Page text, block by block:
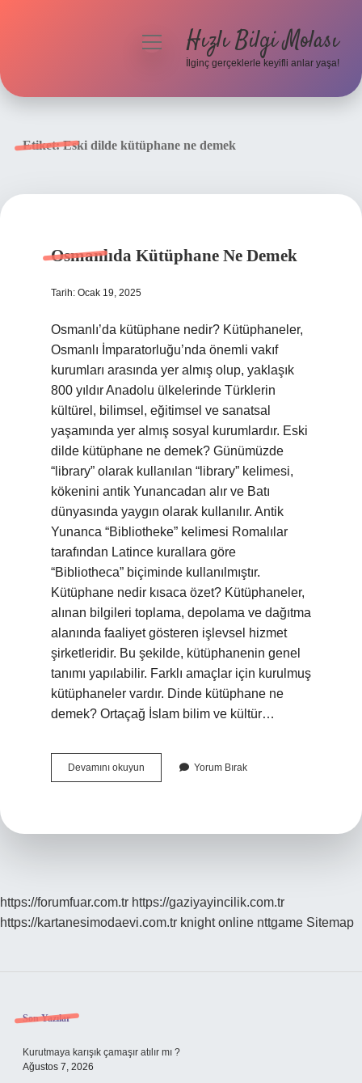
menüyüHızlı Bilgi Molası
İlginç gerçeklerle keyifli anlar yaşa!
Etiket:Eski dilde kütüphane ne demek
Osmanlıda Kütüphane Ne Demek
Tarih: Ocak 19, 2025
Osmanlı’da kütüphane nedir? Kütüphaneler,
Osmanlı İmparatorluğu’nda önemli vakıf
kurumları arasında yer almış olup, yaklaşık
800 yıldır Anadolu ülkelerinde Türklerin
kültürel, bilimsel, eğitimsel ve sanatsal
yaşamında yer almış sosyal kurumlardır. Eski
dilde kütüphane ne demek? Günümüzde
“library” olarak kullanılan “library” kelimesi,
kökenini antik Yunancadan alır ve Batı
dünyasında yaygın olarak kullanılır. Antik
Yunanca “Bibliotheke” kelimesi Romalılar
tarafından Latince kurallara göre
“Bibliotheca” biçiminde kullanılmıştır.
Kütüphane nedir kısaca özet? Kütüphaneler,
alınan bilgileri toplama, depolama ve dağıtma
alanında faaliyet gösteren işlevsel hizmet
şirketleridir. Bu şekilde, kütüphanenin genel
tanımı yapılabilir. Farklı amaçlar için kurulmuş
kütüphaneler vardır. Dinde kütüphane ne
demek? Ortaçağ İslam bilim ve kültür…
Devamını okuyun Osmanlıda
Kütüphane
Yorum Bırak
https://forumfuar.com.tr https://gaziyayincilik.com.tr
https://kartanesimodaevi.com.tr knight online nttgame Sitemap
Sidebar
Son Yazılar
Kurutmaya karışık çamaşır atılır mı ?
Ağustos 7, 2026